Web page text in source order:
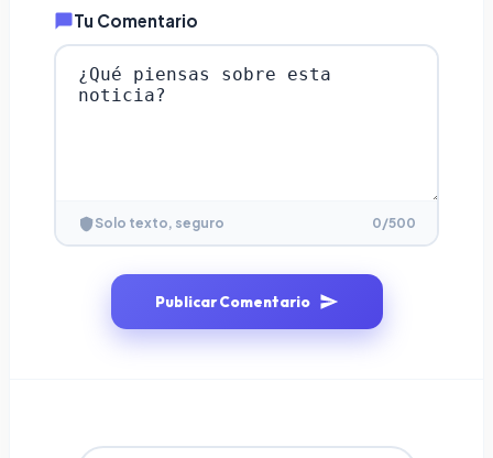
Tu Comentario
Solo texto, seguro 0/500
Publicar Comentario